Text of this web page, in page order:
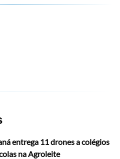
entrega 11 drones a colégios
na Agroleite